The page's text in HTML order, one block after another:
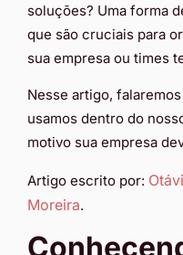
soluções? Uma forma
que são cruciais para
sua empresa ou times
Nesse artigo,
usamos dentro do
motivo sua empresa
Artigo escrito por:
Moreira.